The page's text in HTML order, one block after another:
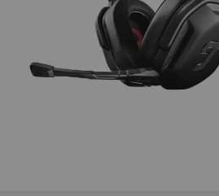
informazioni al riguardo,